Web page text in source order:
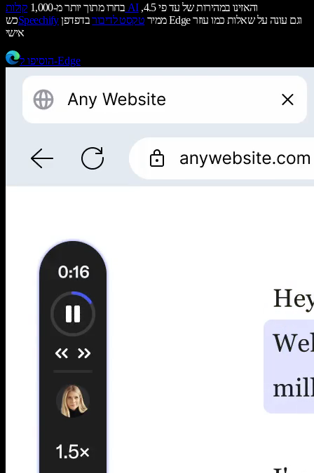
בחרו מתוך יותר מ-1,000 קולות AIוהאזינו במהירות של עד פי 4.5,
כשSpeechify ממיר טקסט לדיבורבדפדפן Edge וגם עונה על שאלות כמו עוזר
אישי
הוסיפו ל-Edge